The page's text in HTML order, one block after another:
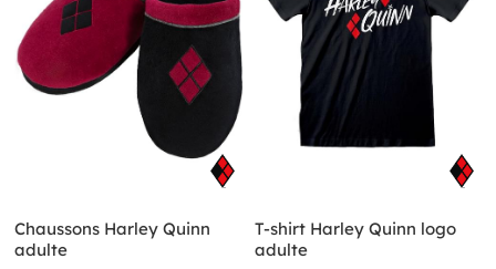
Chaussons Harley Quinn
adulte
T-shirt Harley Quinn logo
adulte